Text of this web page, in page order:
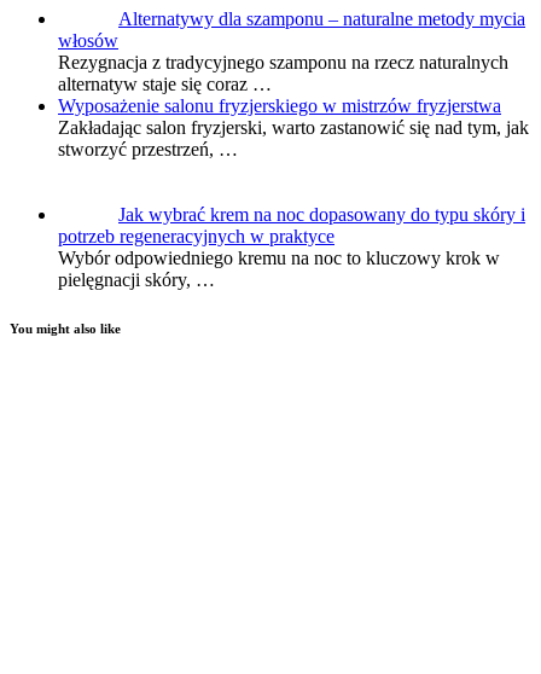
Alternatywy dla szamponu – naturalne metody mycia
włosów
Rezygnacja z tradycyjnego szamponu na rzecz naturalnych
alternatyw staje się coraz …
Wyposażenie salonu fryzjerskiego w mistrzów fryzjerstwa
Zakładając salon fryzjerski, warto zastanowić się nad tym, jak
stworzyć przestrzeń, …
Jak wybrać krem na noc dopasowany do typu skóry i
potrzeb regeneracyjnych w praktyce
Wybór odpowiedniego kremu na noc to kluczowy krok w
pielęgnacji skóry, …
You might also like